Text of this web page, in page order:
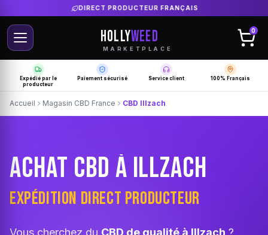
LIVRAISON GRATUITE SELON PRODUCTEUR
HOLLYWEED
MARKETPLACE
0
Expédié par le
producteur
Paiement sécurisé Service client 100% Français
Accueil Magasin CBD France CBD Illzach
ACHAT CBD À ILLZACH
EXPÉDITION DIRECT PRODUCTEUR
Vous cherchez du CBD de qualité à Illzach ?